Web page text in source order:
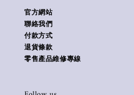
官方網站
聯絡我們
付款方式
退貨條款
零售產品維修專線